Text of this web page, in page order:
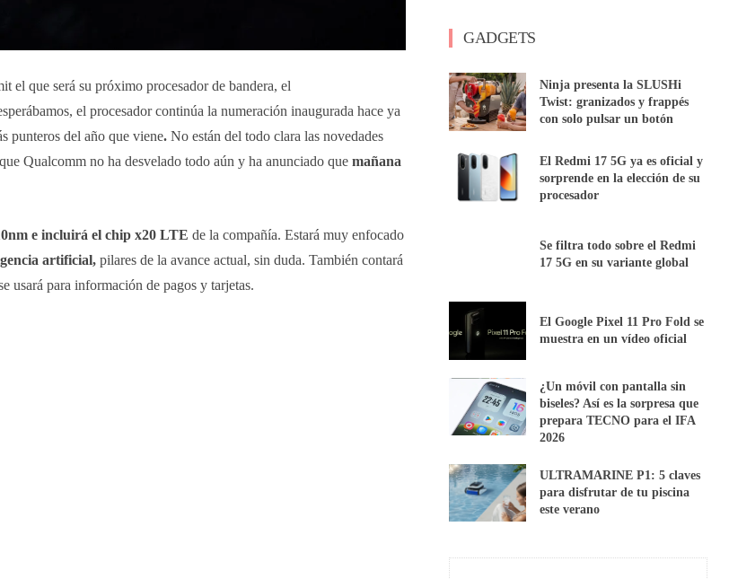
el que será su próximo procesador de bandera, el
el procesador continúa la numeración inaugurada hace ya
punteros del año que viene. No están del todo clara las novedades
Qualcomm no ha desvelado todo aún y ha anunciado que mañana
e incluirá el chip x20 LTE de la compañía. Estará muy enfocado
artificial, pilares de la avance actual, sin duda. También contará
usará para información de pagos y tarjetas.
GADGETS
Ninja presenta la SLUSHi
Twist: granizados y frappés
con solo pulsar un botón
El Redmi 17 5G ya es oficial y
sorprende en la elección de su
procesador
Se filtra todo sobre el Redmi
17 5G en su variante global
El Google Pixel 11 Pro Fold se
muestra en un vídeo oficial
¿Un móvil con pantalla sin
biseles? Así es la sorpresa que
prepara TECNO para el IFA
2026
ULTRAMARINE P1: 5 claves
para disfrutar de tu piscina
este verano